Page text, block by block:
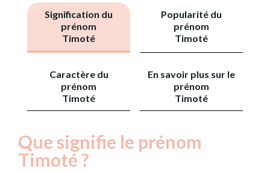
Signification du
prénom
Timoté
Popularité du
prénom
Timoté
Caractère du
prénom
Timoté
En savoir plus sur le
prénom
Timoté
Que signifie le prénom
Timoté ?